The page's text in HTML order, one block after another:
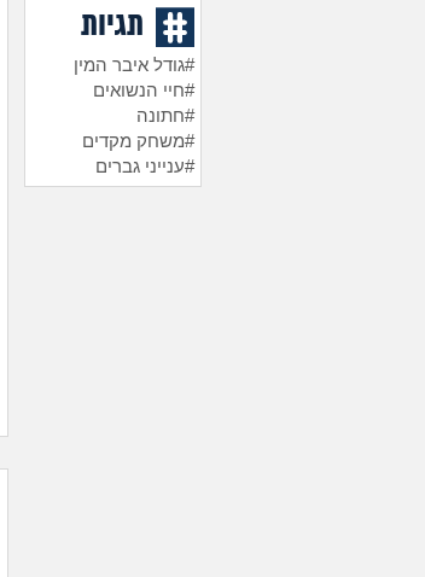
תגיות
#גודל איבר המין
#חיי הנשואים
#חתונה
#משחק מקדים
#ענייני גברים